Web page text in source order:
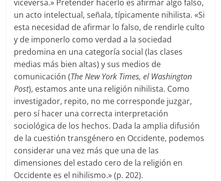
viceversa.» Pretender hacerlo es afirmar algo falso,
un acto intelectual, señala, típicamente nihilista. «Si
esta necesidad de afirmar lo falso, de rendirle culto
y de imponerlo como verdad a la sociedad
predomina en una categoría social (las clases
medias más bien altas) y sus medios de
comunicación (The New York Times, el Washington
Post), estamos ante una religión nihilista. Como
investigador, repito, no me corresponde juzgar,
pero sí hacer una correcta interpretación
sociológica de los hechos. Dada la amplia difusión
de la cuestión transgénero en Occidente, podemos
considerar una vez más que una de las
dimensiones del estado cero de la religión en
Occidente es el nihilismo.» (p. 202).